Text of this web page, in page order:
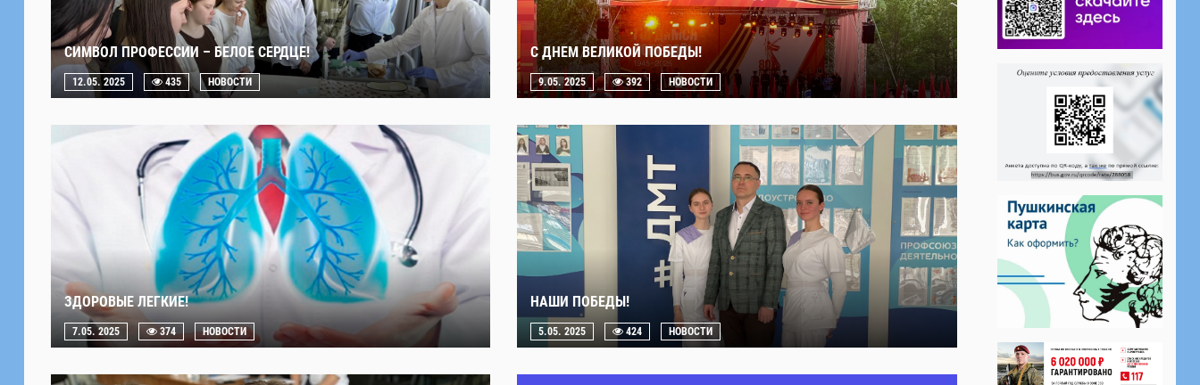
СИМВОЛ ПРОФЕССИИ – БЕЛОЕ СЕРДЦЕ!
12.05. 2025 435 НОВОСТИ
С ДНЕМ ВЕЛИКОЙ ПОБЕДЫ!
9.05. 2025 392 НОВОСТИ
ЗДОРОВЫЕ ЛЕГКИЕ!
7.05. 2025 374 НОВОСТИ
НАШИ ПОБЕДЫ!
5.05. 2025 424 НОВОСТИ